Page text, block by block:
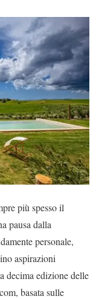
più spesso il
pausa dalla
personale,
aspirazioni
decima edizione delle
basata sulle